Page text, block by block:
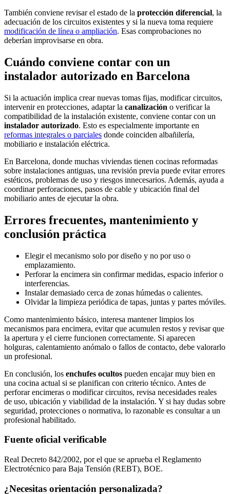
También conviene revisar el estado de la protección diferencial, la
adecuación de los circuitos existentes y si la nueva toma requiere
modificación de línea o ampliación. Esas comprobaciones no
deberían improvisarse en obra.
Cuándo conviene contar con un
instalador autorizado en Barcelona
Si la actuación implica crear nuevas tomas fijas, modificar circuitos,
intervenir en protecciones, adaptar la canalización o verificar la
compatibilidad de la instalación existente, conviene contar con un
instalador autorizado. Esto es especialmente importante en
reformas integrales o parciales donde coinciden albañilería,
mobiliario e instalación eléctrica.
En Barcelona, donde muchas viviendas tienen cocinas reformadas
sobre instalaciones antiguas, una revisión previa puede evitar errores
estéticos, problemas de uso y riesgos innecesarios. Además, ayuda a
coordinar perforaciones, pasos de cable y ubicación final del
mobiliario antes de ejecutar la obra.
Errores frecuentes, mantenimiento y
conclusión práctica
Elegir el mecanismo solo por diseño y no por uso o
emplazamiento.
Perforar la encimera sin confirmar medidas, espacio inferior o
interferencias.
Instalar demasiado cerca de zonas húmedas o calientes.
Olvidar la limpieza periódica de tapas, juntas y partes móviles.
Como mantenimiento básico, interesa mantener limpios los
mecanismos para encimera, evitar que acumulen restos y revisar que
la apertura y el cierre funcionen correctamente. Si aparecen
holguras, calentamiento anómalo o fallos de contacto, debe valorarlo
un profesional.
En conclusión, los enchufes ocultos pueden encajar muy bien en
una cocina actual si se planifican con criterio técnico. Antes de
perforar encimeras o modificar circuitos, revisa necesidades reales
de uso, ubicación y viabilidad de la instalación. Y si hay dudas sobre
seguridad, protecciones o normativa, lo razonable es consultar a un
profesional habilitado.
Fuente oficial verificable
Real Decreto 842/2002, por el que se aprueba el Reglamento
Electrotécnico para Baja Tensión (REBT), BOE.
¿Necesitas orientación personalizada?